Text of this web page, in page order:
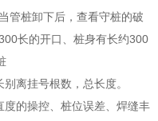
管桩卸下后，查看守桩的破
长的开口、桩身有长约300
离挂号根数，总长度。
的操控、桩位误差、焊缝丰